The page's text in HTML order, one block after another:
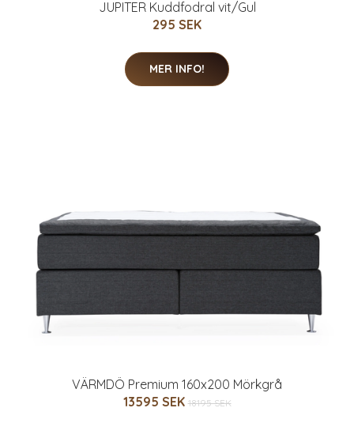
JUPITER Kuddfodral vit/Gul
295 SEK
MER INFO!
VÄRMDÖ Premium 160x200 Mörkgrå
13595 SEK 18195 SEK